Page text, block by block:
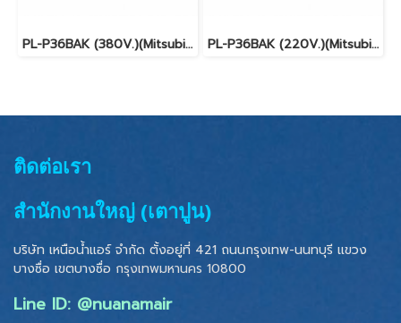
PL-P36BAK (380V.)(Mitsubishi Electric Mr.Slim) Cassette Type รุ่นฝังในฝ้าเพดานกระจายลม 4 ทิศทาง ระบบ Fixspeed น้ำยา R410A พร้อมบริการติดตั้ง PL-P36BAK (220V.)(Mitsubishi Electric Mr.Slim) Cassette Type รุ่นฝังในฝ้าเพดานกระจายลม 4 ทิศทาง ระบบ Fixspeed น้ำยา R410A พร้อมบริการติดตั้ง
ติดต่อเรา
สำนักงานใหญ่ (เตาปูน)
บริษัท เหนือน้ำแอร์ จำกัด ตั้งอยู่ที่ 421 ถนนกรุงเทพ-นนทบุรี แขวง
บางซื่อ เขตบางซื่อ กรุงเทพมหานคร 10800
Line ID: @nuanamair